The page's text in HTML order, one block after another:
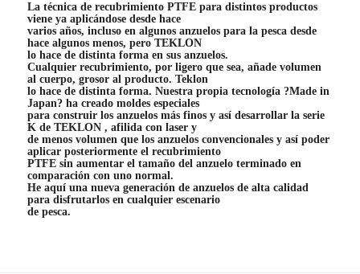
La técnica de recubrimiento PTFE para distintos productos
viene ya aplicándose desde hace
varios años, incluso en algunos anzuelos para la pesca desde
hace algunos menos, pero TEKLON
lo hace de distinta forma en sus anzuelos.
Cualquier recubrimiento, por ligero que sea, añade volumen
al cuerpo, grosor al producto. Teklon
lo hace de distinta forma. Nuestra propia tecnología ?Made in
Japan? ha creado moldes especiales
para construir los anzuelos más finos y así desarrollar la serie
K de TEKLON , afilida con laser y
de menos volumen que los anzuelos convencionales y así poder
aplicar posteriormente el recubrimiento
PTFE sin aumentar el tamaño del anzuelo terminado en
comparación con uno normal.
He aquí una nueva generación de anzuelos de alta calidad
para disfrutarlos en cualquier escenario
de pesca.